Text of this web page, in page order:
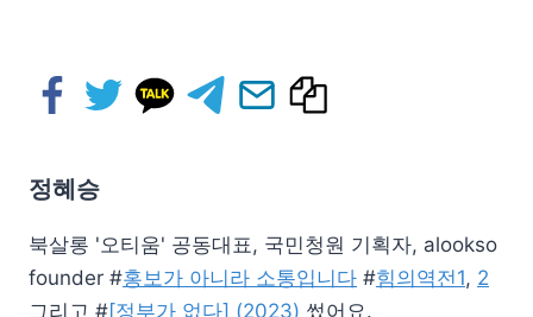
정혜승
북살롱 '오티움' 공동대표, 국민청원 기획자, alookso
founder #홍보가 아니라 소통입니다 #힘의역전1, 2
그리고 #[정부가 없다] (2023) 썼어요.